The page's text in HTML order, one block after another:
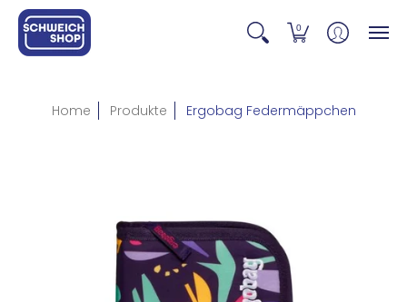
0
Home Produkte Ergobag Federmäppchen